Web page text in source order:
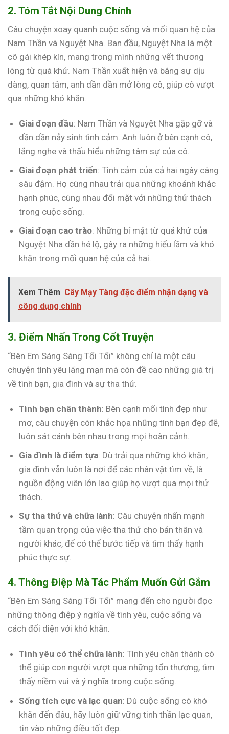
2. Tóm Tắt Nội Dung Chính
Câu chuyện xoay quanh cuộc sống và mối quan hệ của
Nam Thần và Nguyệt Nha. Ban đầu, Nguyệt Nha là một
cô gái khép kín, mang trong mình những vết thương
lòng từ quá khứ. Nam Thần xuất hiện và bằng sự dịu
dàng, quan tâm, anh dần dần mở lòng cô, giúp cô vượt
qua những khó khăn.
Giai đoạn đầu: Nam Thần và Nguyệt Nha gặp gỡ và
dần dần nảy sinh tình cảm. Anh luôn ở bên cạnh cô,
lắng nghe và thấu hiểu những tâm sự của cô.
Giai đoạn phát triển: Tình cảm của cả hai ngày càng
sâu đậm. Họ cùng nhau trải qua những khoảnh khắc
hạnh phúc, cùng nhau đối mặt với những thử thách
trong cuộc sống.
Giai đoạn cao trào: Những bí mật từ quá khứ của
Nguyệt Nha dần hé lộ, gây ra những hiểu lầm và khó
khăn trong mối quan hệ của cả hai.
Xem Thêm Cây Mạy Tàng đặc điểm nhận dạng và
công dụng chính
3. Điểm Nhấn Trong Cốt Truyện
“Bên Em Sáng Sáng Tối Tối” không chỉ là một câu
chuyện tình yêu lãng mạn mà còn đề cao những giá trị
về tình bạn, gia đình và sự tha thứ.
Tình bạn chân thành: Bên cạnh mối tình đẹp như
mơ, câu chuyện còn khắc họa những tình bạn đẹp đẽ,
luôn sát cánh bên nhau trong mọi hoàn cảnh.
Gia đình là điểm tựa: Dù trải qua những khó khăn,
gia đình vẫn luôn là nơi để các nhân vật tìm về, là
nguồn động viên lớn lao giúp họ vượt qua mọi thử
thách.
Sự tha thứ và chữa lành: Câu chuyện nhấn mạnh
tầm quan trọng của việc tha thứ cho bản thân và
người khác, để có thể bước tiếp và tìm thấy hạnh
phúc thực sự.
4. Thông Điệp Mà Tác Phẩm Muốn Gửi Gắm
“Bên Em Sáng Sáng Tối Tối” mang đến cho người đọc
những thông điệp ý nghĩa về tình yêu, cuộc sống và
cách đối diện với khó khăn.
Tình yêu có thể chữa lành: Tình yêu chân thành có
thể giúp con người vượt qua những tổn thương, tìm
thấy niềm vui và ý nghĩa trong cuộc sống.
Sống tích cực và lạc quan: Dù cuộc sống có khó
khăn đến đâu, hãy luôn giữ vững tinh thần lạc quan,
tin vào những điều tốt đẹp.